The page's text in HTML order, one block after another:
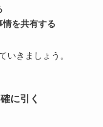
情を共有する
いきましょう。
に引く